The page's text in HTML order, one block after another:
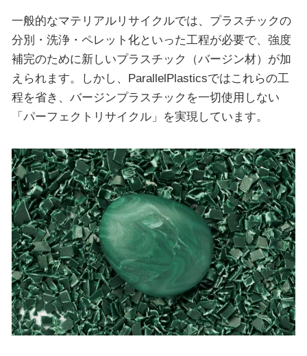
一般的なマテリアルリサイクルでは、プラスチックの
分別・洗浄・ペレット化といった工程が必要で、強度
補完のために新しいプラスチック（バージン材）が加
えられます。しかし、ParallelPlasticsではこれらの工
程を省き、バージンプラスチックを一切使用しない
「パーフェクトリサイクル」を実現しています。